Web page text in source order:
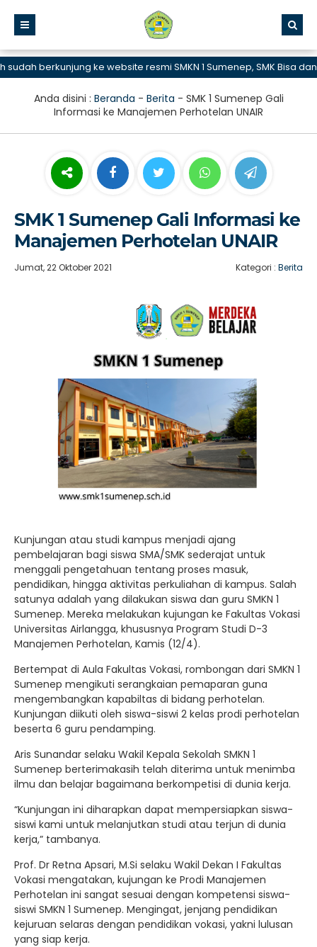
berkunjung ke website resmi SMKN 1 Sumenep, SMK Bisa dan
Anda disini : Beranda - Berita - SMK 1 Sumenep Gali
Informasi ke Manajemen Perhotelan UNAIR
SMK 1 Sumenep Gali Informasi ke
Manajemen Perhotelan UNAIR
Jumat, 22 Oktober 2021 Kategori : Berita
Kunjungan atau studi kampus menjadi ajang
pembelajaran bagi siswa SMA/SMK sederajat untuk
menggali pengetahuan tentang proses masuk,
pendidikan, hingga aktivitas perkuliahan di kampus. Salah
satunya adalah yang dilakukan siswa dan guru SMKN 1
Sumenep. Mereka melakukan kujungan ke Fakultas Vokasi
Universitas Airlangga, khususnya Program Studi D-3
Manajemen Perhotelan, Kamis (12/4).
Bertempat di Aula Fakultas Vokasi, rombongan dari SMKN 1
Sumenep mengikuti serangkaian pemaparan guna
mengembangkan kapabiltas di bidang perhotelan.
Kunjungan diikuti oleh siswa-siswi 2 kelas prodi perhotelan
beserta 6 guru pendamping.
Aris Sunandar selaku Wakil Kepala Sekolah SMKN 1
Sumenep berterimakasih telah diterima untuk menimba
ilmu dan belajar bagaimana berkompetisi di dunia kerja.
“Kunjungan ini diharapkan dapat mempersiapkan siswa-
siswi kami untuk melanjutkan studi atau terjun di dunia
kerja,” tambanya.
Prof. Dr Retna Apsari, M.Si selaku Wakil Dekan I Fakultas
Vokasi mengatakan, kujungan ke Prodi Manajemen
Perhotelan ini sangat sesuai dengan kompetensi siswa-
siswi SMKN 1 Sumenep. Mengingat, jenjang pendidikan
kejuruan selaras dengan pendidikan vokasi, yakni lulusan
yang siap kerja.